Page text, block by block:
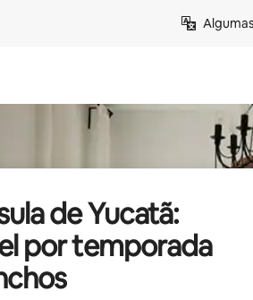
de Yucatã:
por temporada